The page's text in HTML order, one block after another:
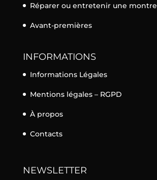
Réparer ou entretenir une montre
Avant-premières
INFORMATIONS
Informations Légales
Mentions légales – RGPD
À propos
Contacts
NEWSLETTER